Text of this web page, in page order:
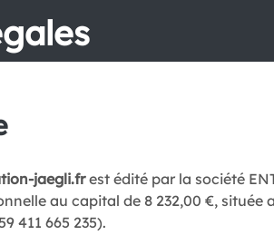
jaegli.frest édité par la société
au capital de 8 232,00 €, située
411 665 235).